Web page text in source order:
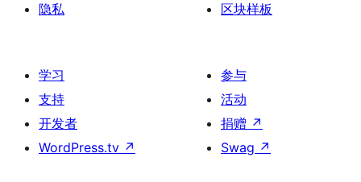
隐私
区块样板
学习
支持
开发者
WordPress.tv ↗
参与
活动
捐赠 ↗
Swag ↗